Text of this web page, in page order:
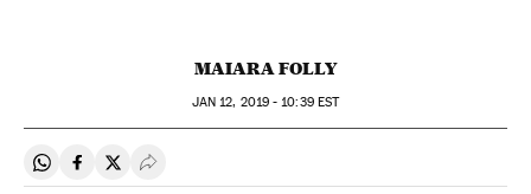
MAIARA FOLLY
JAN 12, 2019 - 10:39EST
Compartir en Whatsapp
Compartir en Facebook
Compartir en Twitter
Desplegar Redes Sociales